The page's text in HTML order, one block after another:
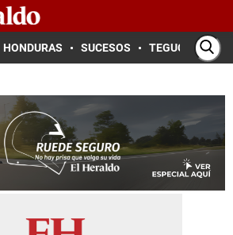
HONDURAS SUCESOS TEGUCIGALPA